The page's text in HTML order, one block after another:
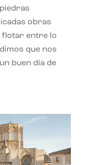
obras
flotar entre lo
que nos
buen día de